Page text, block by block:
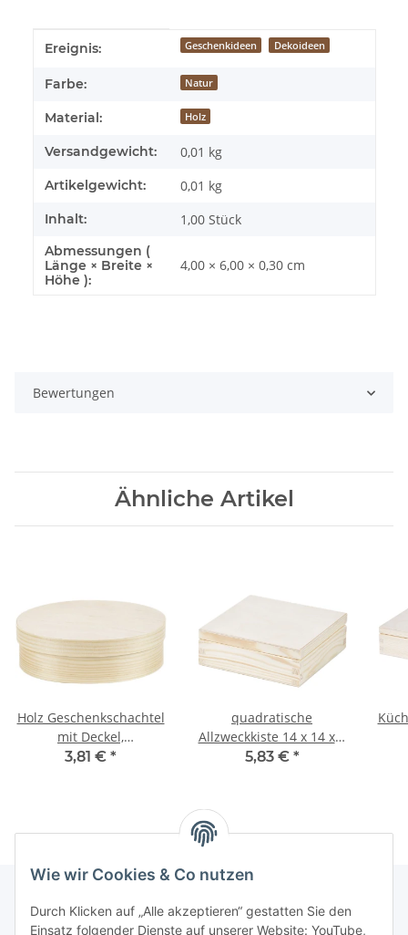
Wie wir Cookies & Co nutzen
Durch Klicken auf „Alle akzeptieren“ gestatten Sie den
Einsatz folgender Dienste auf unserer Website: YouTube,
Produkteigenschaft
Wert
Ereignis: Geschenkideen Dekoideen
Farbe: Natur
Material: Holz
Versandgewicht: 0,01 kg
Artikelgewicht: 0,01 kg
Inhalt: 1,00 Stück
Abmessungen (
Länge × Breite ×
Höhe ):
4,00 × 6,00 × 0,30 cm
Bewertungen
Ähnliche Artikel
Holz Geschenkschachtel
mit Deckel,
Aufbewahrungskiste 0,5
3,81 € *
quadratische
Allzweckkiste 14 x 14 x 5
cm Vollholz
5,83 € *